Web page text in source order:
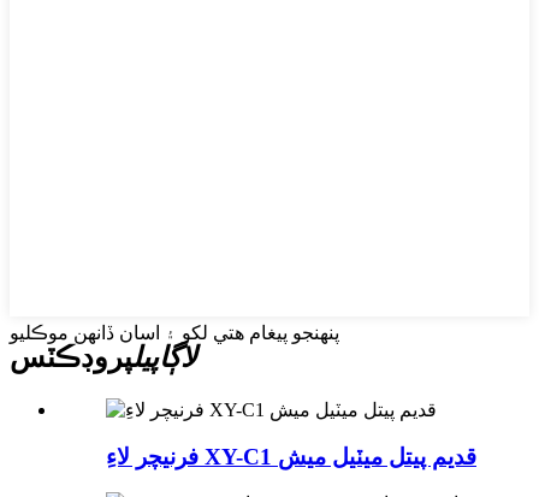
پنهنجو پيغام هتي لکو ۽ اسان ڏانهن موڪليو
لاڳاپيلپروڊڪٽس
فرنيچر لاءِ XY-C1 قديم پيتل ميٽيل ميش